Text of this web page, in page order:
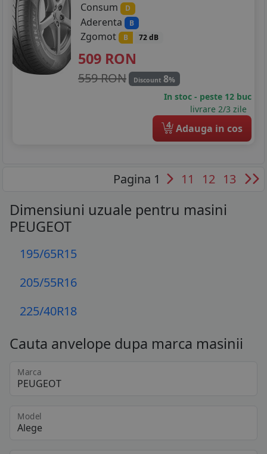
Consum
D
Aderenta B
Zgomot B 72 dB
509 RON
559 RON Discount 8%
In stoc - peste 12 buc
livrare 2/3 zile
4 Adauga in cos
Pagina 1 11 12 13
Dimensiuni uzuale pentru masini
PEUGEOT
195/65R15
205/55R16
225/40R18
Cauta anvelope dupa marca masinii
Marca
Model